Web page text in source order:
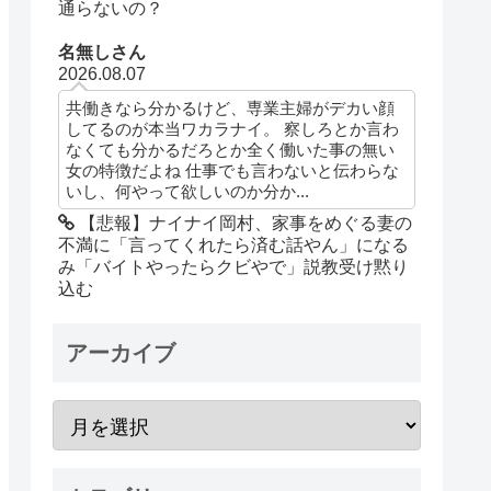
通らないの？
名無しさん
2026.08.07
共働きなら分かるけど、専業主婦がデカい顔
してるのが本当ワカラナイ。 察しろとか言わ
なくても分かるだろとか全く働いた事の無い
女の特徴だよね 仕事でも言わないと伝わらな
いし、何やって欲しいのか分か...
【悲報】ナイナイ岡村、家事をめぐる妻の
不満に「言ってくれたら済む話やん」になる
み「バイトやったらクビやで」説教受け黙り
込む
アーカイブ